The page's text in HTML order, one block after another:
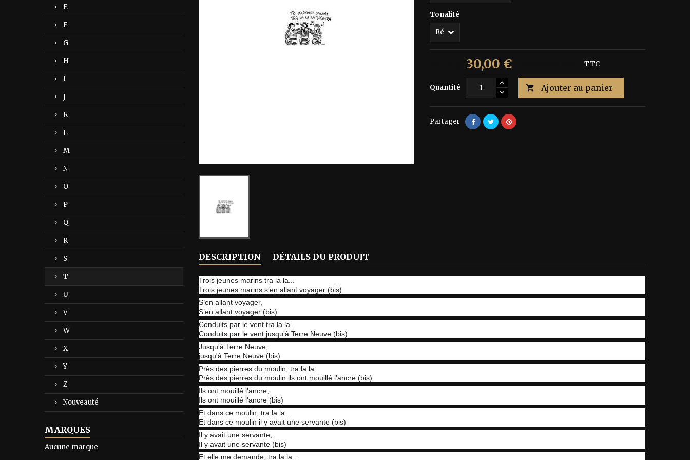
E
F
G
H
I
J
K
L
M
N
O
P
Q
R
S
T
U
V
W
X
Y
Z
Nouveauté
MARQUES
Aucune marque
Tonalité
30,00 € TTC
Quantité  Ajouter au panier
Partager
DESCRIPTION DÉTAILS DU PRODUIT
Trois jeunes marins tra la la...
Trois jeunes marins s’en allant voyager (bis)
S’en allant voyager,
S’en allant voyager (bis)
Conduits par le vent tra la la...
Conduits par le vent jusqu’à Terre Neuve (bis)
Jusqu'à Terre Neuve,
jusqu'à Terre Neuve (bis)
Près des pierres du moulin, tra la la...
Près des pierres du moulin ils ont mouillé l’ancre (bis)
Ils ont mouillé l'ancre,
Ils ont mouillé l'ancre (bis)
Et dans ce moulin, tra la la...
Et dans ce moulin il y avait une servante (bis)
Il y avait une servante,
Il y avait une servante (bis)
Et elle me demande, tra la la...